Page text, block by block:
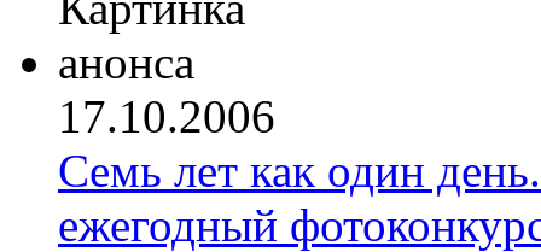
17.10.2006
Семь лет как один
ежегодный